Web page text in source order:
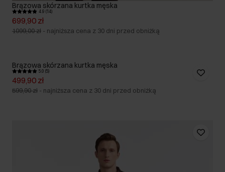
Brązowa skórzana kurtka męska
4.9 (14)
699,90 zł
1099,00 zł - najniższa cena z 30 dni przed obniżką
Brązowa skórzana kurtka męska
5.0 (5)
499,90 zł
599,90 zł - najniższa cena z 30 dni przed obniżką